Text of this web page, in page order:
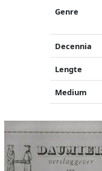
Genre
Decennia
Lengte
Medium